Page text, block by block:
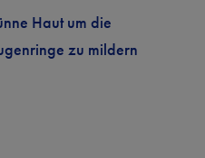
Haut um die
zu mildern